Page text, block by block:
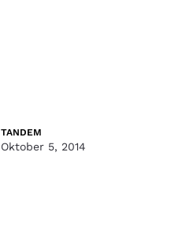
TANDEM
Oktober 5, 2014